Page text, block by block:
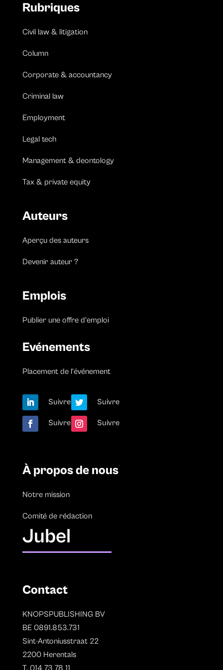
Rubriques
Civil law & litigation
Column
Corporate & accountancy
Criminal law
Employment
Legal tech
Management & deontology
Tax & private equity
Auteurs
Aperçu des auteurs
Devenir auteur ?
Emplois
Publier une offre d’emploi
Evénements
Placement de l’événement
Suivre Suivre
Suivre Suivre
À propos de nous
Notre mission
Comité de rédaction
Jubel
Contact
KNOPSPUBLISHING BV
BE 0891.853.731
Sint-Antoniusstraat 22
2200 Herentals
T. 014 73 78 11